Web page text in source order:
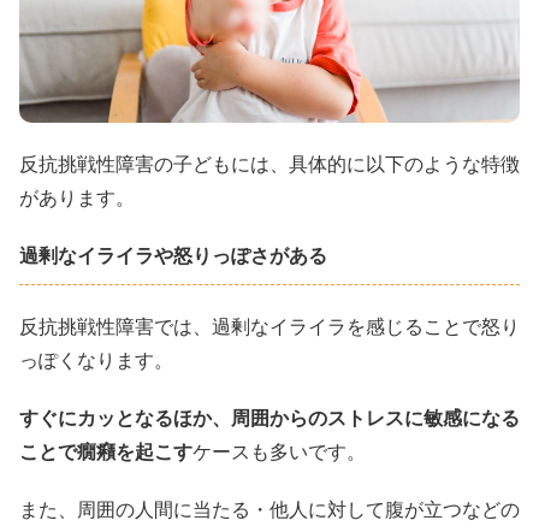
反抗挑戦性障害の子どもには、具体的に以下のような特徴
があります。
過剰なイライラや怒りっぽさがある
反抗挑戦性障害では、過剰なイライラを感じることで怒り
っぽくなります。
すぐにカッとなるほか、周囲からのストレスに敏感になる
ことで癇癪を起こすケースも多いです。
また、周囲の人間に当たる・他人に対して腹が立つなどの